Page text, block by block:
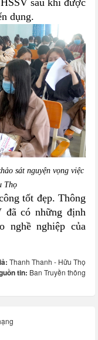
sau khi được
dụng.
sát nguyện vọng việc
Thọ
tốt đẹp. Thông
đã có những định
nghề nghiệp của
Thanh Thanh - Hữu Thọ
tin: Ban Truyền thông